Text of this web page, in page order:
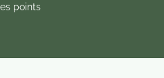
points